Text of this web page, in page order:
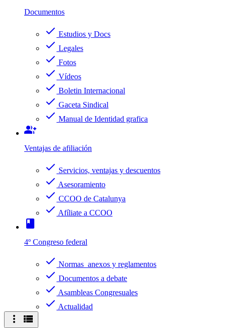
Documentos
check Estudios y Docs
check Legales
check Fotos
check Vídeos
check Boletin Internacional
check Gaceta Sindical
check Manual de Identidad grafica
group_add
Ventajas de afiliación
check Servicios, ventajas y descuentos
check Asesoramiento
check CCOO de Catalunya
check Afíliate a CCOO
book
4º Congreso federal
check Normas anexos y reglamentos
check Documentos a debate
check Asambleas Congresuales
check Actualidad
more_vert view_list